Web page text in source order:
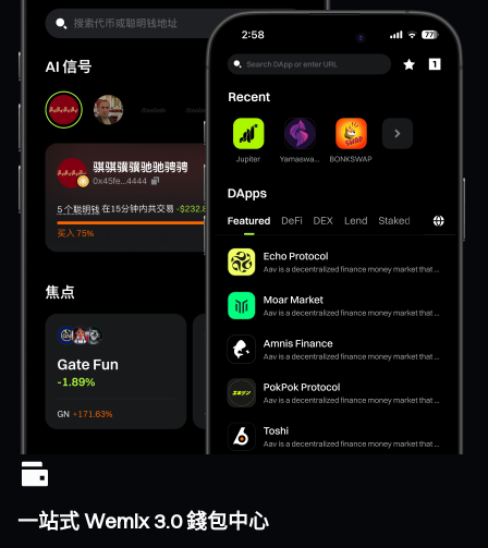
一站式 Wemix 3.0 錢包中心